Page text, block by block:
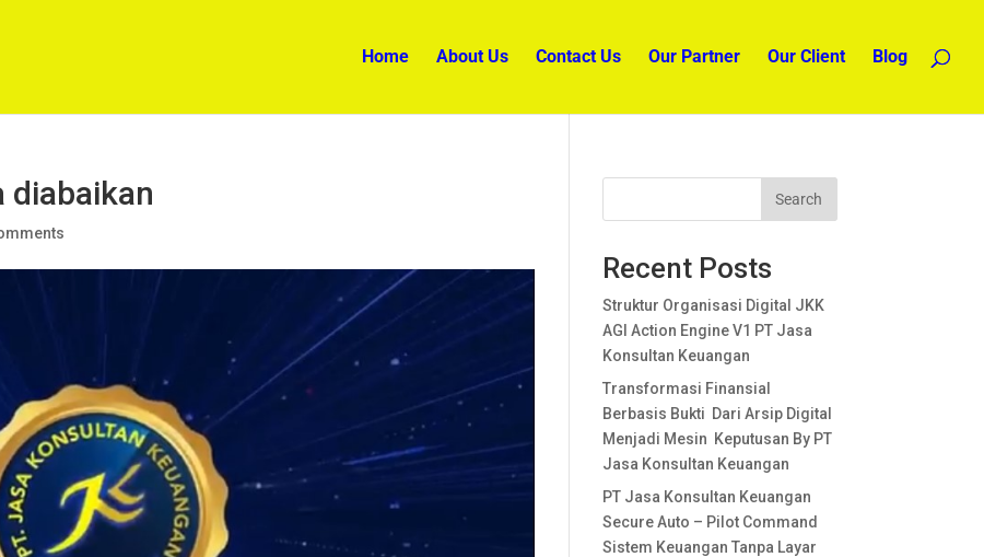
Home About Us Contact Us Our Partner Our Client Blog
diabaikan Search
Recent Posts
Struktur Organisasi Digital JKK
AGI Action Engine V1 PT Jasa
Konsultan Keuangan
Transformasi Finansial
Berbasis Bukti Dari Arsip Digital
Menjadi Mesin Keputusan By PT
Jasa Konsultan Keuangan
PT Jasa Konsultan Keuangan
Secure Auto – Pilot Command
Sistem Keuangan Tanpa Layar